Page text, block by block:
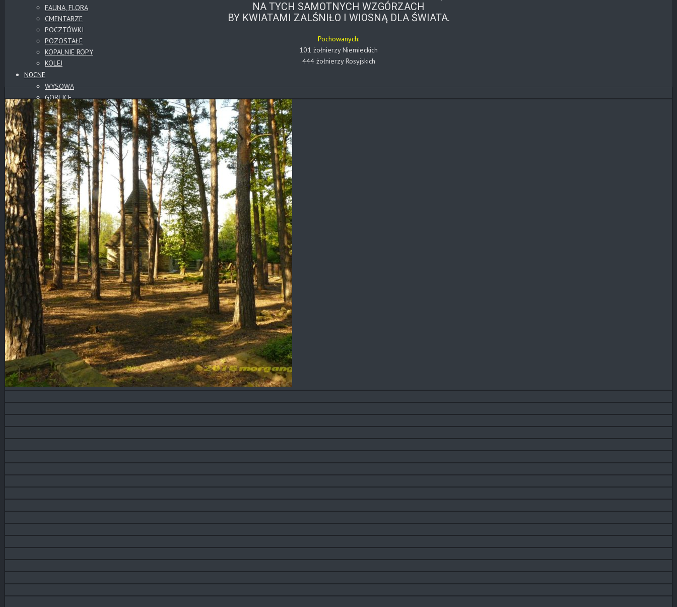
FAUNA, FLORA
CMENTARZE
POCZTÓWKI
POZOSTAŁE
KOPALNIE ROPY
KOLEJ
NOCNE
WYSOWA
GORLICE
CMENTARZE
POZOSTAŁE
PANORAMY
PANORAMY CYLINDRYCZNE
CMENTARZE
SŁOWACKIE ZAMKI
WYSOWA
BESKID NISKI
GÓRY
TATRY
POZOSTAŁE
Blog
KONTAKT
NA TYCH SAMOTNYCH WZGÓRZACH
BY KWIATAMI ZALŚNIŁO I WIOSNĄ DLA ŚWIATA.
Pochowanych:
101 żołnierzy Niemieckich
444 żołnierzy Rosyjskich